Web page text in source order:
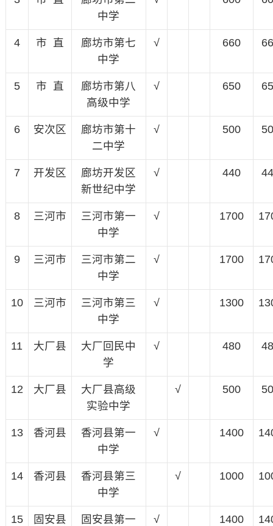
中学
4 市 直
廊坊市第七
中学
√ 660
5 市 直
廊坊市第八
高级中学
√ 650
6 安次区
廊坊市第十
二中学
√ 500
7 开发区
廊坊开发区
新世纪中学
√ 440
8 三河市
三河市第一
中学
√ 1700
9 三河市
三河市第二
中学
√ 1700
10 三河市
三河市第三
中学
√ 1300
11 大厂县
大厂回民中
学
√ 480
12 大厂县
大厂县高级
实验中学
√ 500
13 香河县
香河县第一
中学
√ 1400
14 香河县
香河县第三
中学
√ 1000
15 固安县
固安县第一
√ 1400